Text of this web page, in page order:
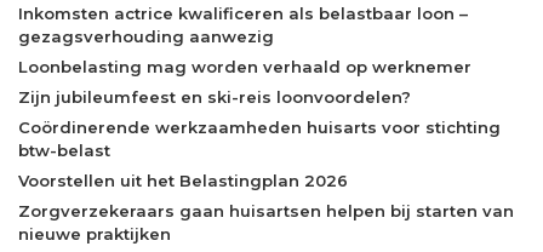
Inkomsten actrice kwalificeren als belastbaar loon –
gezagsverhouding aanwezig
Loonbelasting mag worden verhaald op werknemer
Zijn jubileumfeest en ski-reis loonvoordelen?
Coördinerende werkzaamheden huisarts voor stichting
btw-belast
Voorstellen uit het Belastingplan 2026
Zorgverzekeraars gaan huisartsen helpen bij starten van
nieuwe praktijken